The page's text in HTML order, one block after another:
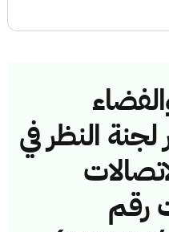
لجنة النظر في
رقم